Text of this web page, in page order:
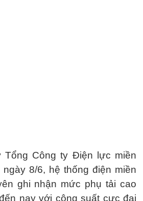
Tổng Công ty Điện lực miền
ngày 8/6, hệ thống điện miền
ghi nhận mức phụ tải cao
nay với công suất cực đại